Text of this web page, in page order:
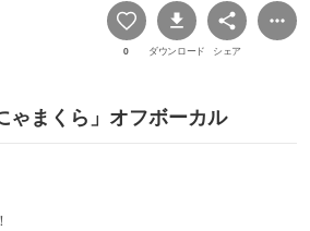
0 ダウンロード シェア
ゃまくら」オフボーカル